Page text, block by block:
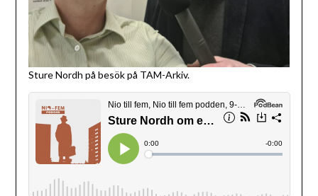
Sture Nordh på besök på TAM-Arkiv.